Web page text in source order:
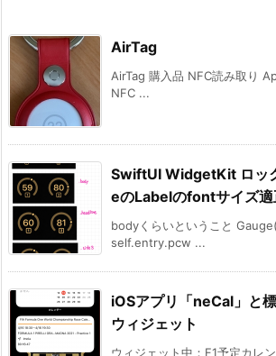
AirTag
AirTag 購入品 NFC読み取り
NFC ...
SwiftUI WidgetKit ロッ
eのLabelのfontサイズ適
bodyくらいということ
self.entry.pcw ...
iOSアプリ「neCal」と
ウィジェット
ウィジェット中：F1予定カレ